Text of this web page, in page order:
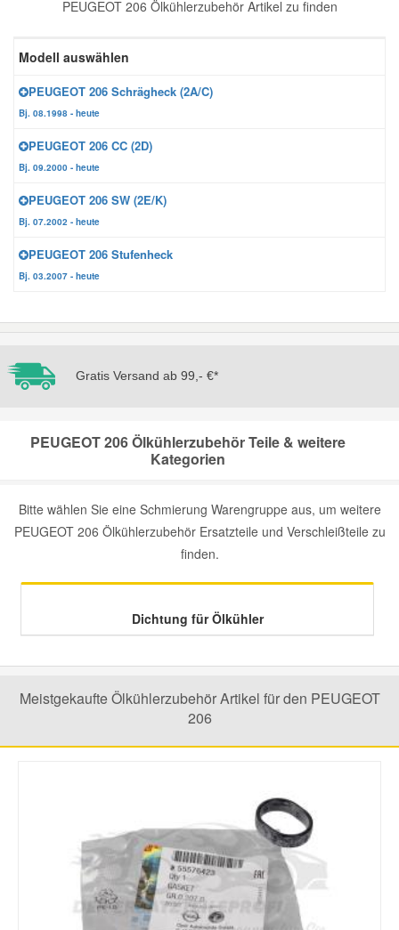
PEUGEOT 206 Ölkühlerzubehör Artikel zu finden
Modell auswählen
PEUGEOT 206 Schrägheck (2A/C)
Bj. 08.1998 - heute
PEUGEOT 206 CC (2D)
Bj. 09.2000 - heute
PEUGEOT 206 SW (2E/K)
Bj. 07.2002 - heute
PEUGEOT 206 Stufenheck
Bj. 03.2007 - heute
Gratis Versand ab 99,- €*
PEUGEOT 206 Ölkühlerzubehör Teile & weitere
Kategorien
Bitte wählen Sie eine Schmierung Warengruppe aus, um weitere
PEUGEOT 206 Ölkühlerzubehör Ersatzteile und Verschleißteile zu
finden.
Dichtung für Ölkühler
Meistgekaufte Ölkühlerzubehör Artikel für den PEUGEOT
206
Zündanlage und Glühanlage
Jeep Ersatzteile
Kia Ersatzteile
Lancia Ersatzteile
Mazda Ersatzteile
Mini Ersatzteile
Mitsubishi Ersatzteile
Nissan Ersatzteile
Porsche Ersatzteile
Seat Ersatzteile
Smart Ersatzteile
Suzuki Ersatzteile